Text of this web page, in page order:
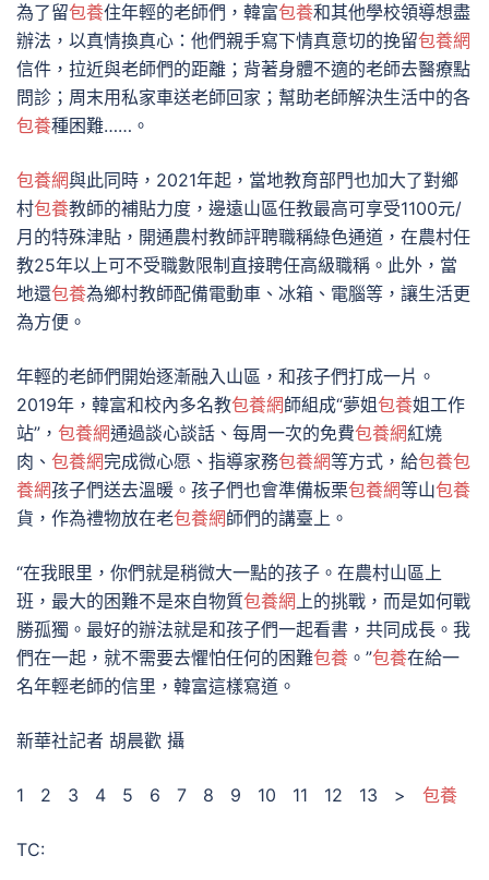
為了留包養住年輕的老師們，韓富包養和其他學校領導想盡
辦法，以真情換真心：他們親手寫下情真意切的挽留包養網
信件，拉近與老師們的距離；背著身體不適的老師去醫療點
問診；周末用私家車送老師回家；幫助老師解決生活中的各
包養種困難……。
包養網與此同時，2021年起，當地教育部門也加大了對鄉
村包養教師的補貼力度，邊遠山區任教最高可享受1100元/
月的特殊津貼，開通農村教師評聘職稱綠色通道，在農村任
教25年以上可不受職數限制直接聘任高級職稱。此外，當
地還包養為鄉村教師配備電動車、冰箱、電腦等，讓生活更
為方便。
年輕的老師們開始逐漸融入山區，和孩子們打成一片。
2019年，韓富和校內多名教包養網師組成“夢姐包養姐工作
站”， 包養網通過談心談話、每周一次的免費包養網紅燒
肉、 包養網完成微心愿、指導家務包養網等方式，給包養包
養網孩子們送去溫暖。孩子們也會準備板栗包養網等山包養
貨，作為禮物放在老包養網師們的講臺上。
“在我眼里，你們就是稍微大一點的孩子。在農村山區上
班，最大的困難不是來自物質包養網上的挑戰，而是如何戰
勝孤獨。最好的辦法就是和孩子們一起看書，共同成長。我
們在一起，就不需要去懼怕任何的困難包養 。”包養在給一
名年輕老師的信里，韓富這樣寫道。
新華社記者 胡晨歡 攝
1 2 3 4 5 6 7 8 9 10 11 12 13 > 包養
TC: